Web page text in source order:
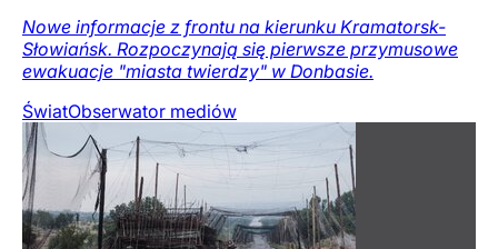
Nowe informacje z frontu na kierunku Kramatorsk-
Słowiańsk. Rozpoczynają się pierwsze przymusowe
ewakuacje "miasta twierdzy" w Donbasie.
ŚwiatObserwator mediów